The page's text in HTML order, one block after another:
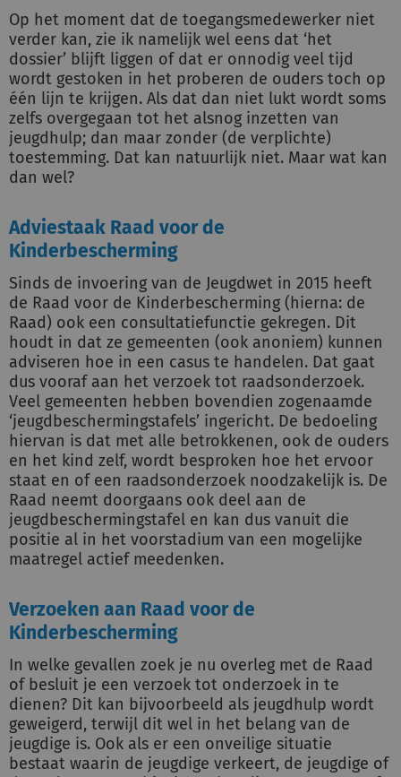
Op het moment dat de toegangsmedewerker niet
verder kan, zie ik namelijk wel eens dat ‘het
dossier’ blijft liggen of dat er onnodig veel tijd
wordt gestoken in het proberen de ouders toch op
één lijn te krijgen. Als dat dan niet lukt wordt soms
zelfs overgegaan tot het alsnog inzetten van
jeugdhulp; dan maar zonder (de verplichte)
toestemming. Dat kan natuurlijk niet. Maar wat kan
dan wel?
Adviestaak Raad voor de
Kinderbescherming
Sinds de invoering van de Jeugdwet in 2015 heeft
de Raad voor de Kinderbescherming (hierna: de
Raad) ook een consultatiefunctie gekregen. Dit
houdt in dat ze gemeenten (ook anoniem) kunnen
adviseren hoe in een casus te handelen. Dat gaat
dus vooraf aan het verzoek tot raadsonderzoek.
Veel gemeenten hebben bovendien zogenaamde
‘jeugdbeschermingstafels’ ingericht. De bedoeling
hiervan is dat met alle betrokkenen, ook de ouders
en het kind zelf, wordt besproken hoe het ervoor
staat en of een raadsonderzoek noodzakelijk is. De
Raad neemt doorgaans ook deel aan de
jeugdbeschermingstafel en kan dus vanuit die
positie al in het voorstadium van een mogelijke
maatregel actief meedenken.
Verzoeken aan Raad voor de
Kinderbescherming
In welke gevallen zoek je nu overleg met de Raad
of besluit je een verzoek tot onderzoek in te
dienen? Dit kan bijvoorbeeld als jeugdhulp wordt
geweigerd, terwijl dit wel in het belang van de
jeugdige is. Ook als er een onveilige situatie
bestaat waarin de jeugdige verkeert, de jeugdige of